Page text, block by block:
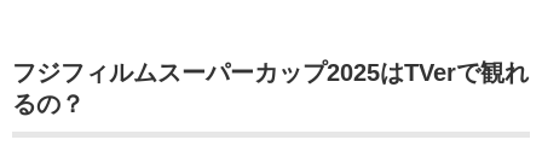
フジフィルムスーパーカップ2025はTVerで観れ
るの？